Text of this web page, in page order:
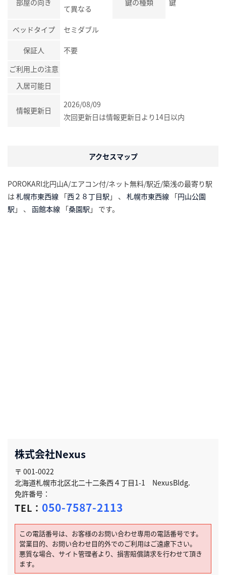
て異なる
ベッドタイプ セミダブル
保証人
不要
ご利用上の注意
入居可能日
情報更新日
2026/08/09
次回更新日は情報更新日より14日以内
アクセスマップ
POROKARI北円山A/エアコン付/ネット無料/駅近/築浅の最寄り駅
は 札幌市東西線 「西２８丁目駅 」 、 札幌市東西線 「円山公園
駅 」 、 函館本線 「桑園駅 」 です。
株式会社Nexus
〒 001-0022
北海道札幌市北区北二十二条西４丁目1-1 NexusBldg.
免許番号：
TEL： 050-7587-2113
この電話番号は、お客様のお問い合わせ専用の電話番号です。
営業目的、お問い合わせ目的外でのご利用はご遠慮下さい。
悪質な場合、サイト管理者より、損害賠償請求を行わせて頂き
ます。